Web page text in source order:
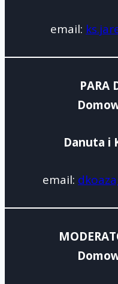
email:
PARA
Danuta i
email: